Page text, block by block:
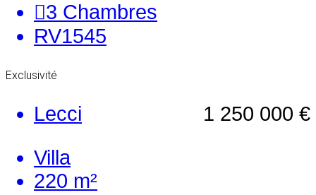
3 Chambres
RV1545
Exclusivité
1 250 000 €
Lecci
Villa
220 m²